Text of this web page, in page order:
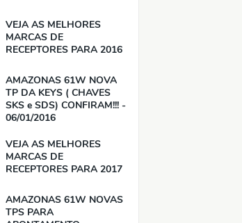
VEJA AS MELHORES
MARCAS DE
RECEPTORES PARA 2016
AMAZONAS 61W NOVA
TP DA KEYS ( CHAVES
SKS e SDS) CONFIRAM!!! -
06/01/2016
VEJA AS MELHORES
MARCAS DE
RECEPTORES PARA 2017
AMAZONAS 61W NOVAS
TPS PARA